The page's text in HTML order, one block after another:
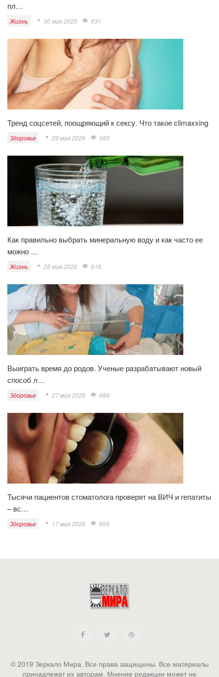
пл…
Жизнь 30 мая 2026 631
Тренд соцсетей, поощряющий к сексу. Что такое climaxxing
Здоровье 29 мая 2026 583
Как правильно выбрать минеральную воду и как часто ее
можно …
Жизнь 28 мая 2026 618
Выиграть время до родов. Ученые разрабатывают новый
способ л…
Здоровье 27 мая 2026 689
Тысячи пациентов стоматолога проверят на ВИЧ и гепатиты
– вс…
Здоровье 17 мая 2026 659
© 2019 Зеркало Мира. Все права защищены. Все материалы
принадлежат их авторам. Мнение редакции может не